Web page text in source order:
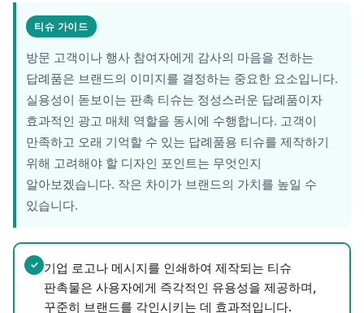
골프용품
달력/다이어리
레저/운동용품
명품자개상품
미용용품
사무용잡화
사무용품
티슈 가이드
방문 고객이나 행사 참여자에게 감사의 마음을 전하는
답례품은 브랜드의 이미지를 결정하는 중요한 요소입니다.
실용성이 돋보이는 판촉 티슈는 정성스러운 답례품이자
효과적인 광고 매체 역할을 동시에 수행합니다. 고객이
만족하고 오래 기억할 수 있는 답례품용 티슈를 제작하기
위해 고려해야 할 디자인 포인트는 무엇인지
알아보겠습니다. 작은 차이가 브랜드의 가치를 높일 수
있습니다.
✓ 기업 로고나 메시지를 인쇄하여 제작되는 티슈
판촉물은 사용자에게 즉각적인 유용성을 제공하며,
꾸준히 브랜드를 각인시키는 데 효과적입니다.